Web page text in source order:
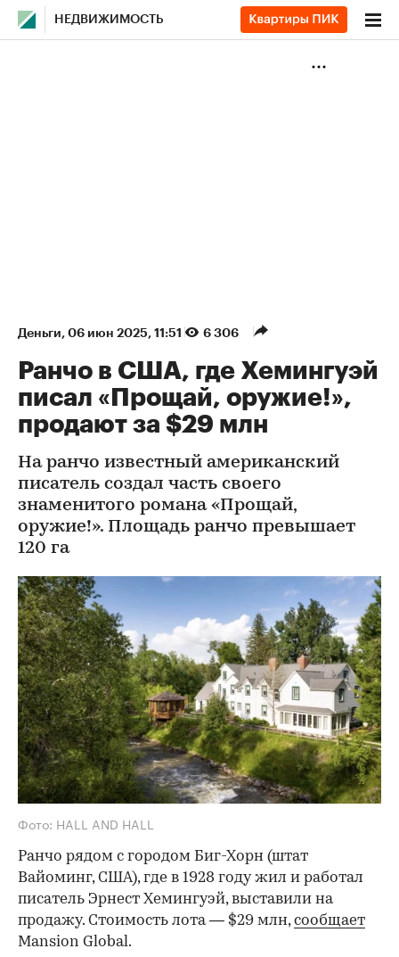
НЕДВИЖИМОСТЬ
Деньги⁠, 06 июн 2025, 11:51 6 306
Ранчо в США, где Хемингуэй
писал «Прощай, оружие!»,
продают за $29 млн
На ранчо известный американский
писатель создал часть своего
знаменитого романа «Прощай,
оружие!». Площадь ранчо превышает
120 га
Фото: HALL AND HALL
Ранчо рядом с городом Биг-Хорн (штат
Вайоминг, США), где в 1928 году жил и работал
писатель Эрнест Хемингуэй, выставили на
продажу. Стоимость лота — $29 млн,сообщает
Mansion Global.